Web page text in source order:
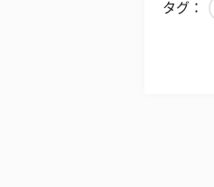
タグ：